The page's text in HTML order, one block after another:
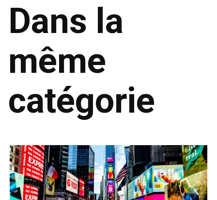
Dans la
même
catégorie